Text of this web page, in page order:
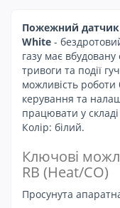
Пожежний датчик
White -
газу має
тривоги та події
можливість роботи
керування та
працювати у
Колір: білий.
Ключові
RB (Heat/CO)
Просунута